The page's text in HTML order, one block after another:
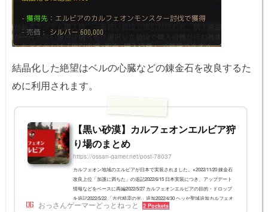
結晶化した絶望はベルの心臓などの錬金石を改良するた
めに利用されます。
【黒い砂漠】カルフェオンエルビア狩
り場のまとめ
https://ossan-gamer.net/post-78037
カルフェオン地域のエルビアが日本で実装されました。※2022/11/20 錬金石
改良上位「加護に満ちた」の追記2022/6/15 日本実装につき、アップデート
情報などをベースに再編2022/5/27 カルフェオンエルビアの目的・ドロップ
を追記2022/5/22 「古代精霊の光」追加2022/4/30 ヘッセ聖域追加カルフェオ
ンエルビアの特徴絶望の狭間カルフェオンエルビアの対象狩り場には「絶望
おっさんゲーマーどっとねっと 2 Pockets